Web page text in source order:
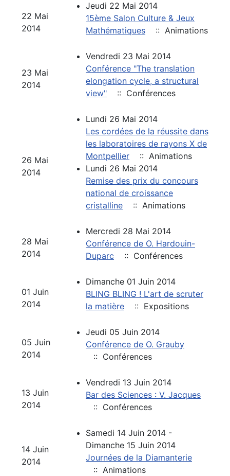
22 Mai
2014
Jeudi 22 Mai 2014
15ème Salon Culture & Jeux
Mathématiques
:: Animations
23 Mai
2014
Vendredi 23 Mai 2014
Conférence "The translation
elongation cycle, a structural
view"
:: Conférences
26 Mai
2014
Lundi 26 Mai 2014
Les cordées de la réussite dans
les laboratoires de rayons X de
Montpellier
:: Animations
Lundi 26 Mai 2014
Remise des prix du concours
national de croissance
cristalline
:: Animations
28 Mai
2014
Mercredi 28 Mai 2014
Conférence de O. Hardouin-
Duparc
:: Conférences
01 Juin
2014
Dimanche 01 Juin 2014
BLING BLING ! L'art de scruter
la matière
:: Expositions
05 Juin
2014
Jeudi 05 Juin 2014
Conférence de O. Grauby
:: Conférences
13 Juin
2014
Vendredi 13 Juin 2014
Bar des Sciences : V. Jacques
:: Conférences
14 Juin
2014
Samedi 14 Juin 2014 -
Dimanche 15 Juin 2014
Journées de la Diamanterie
:: Animations